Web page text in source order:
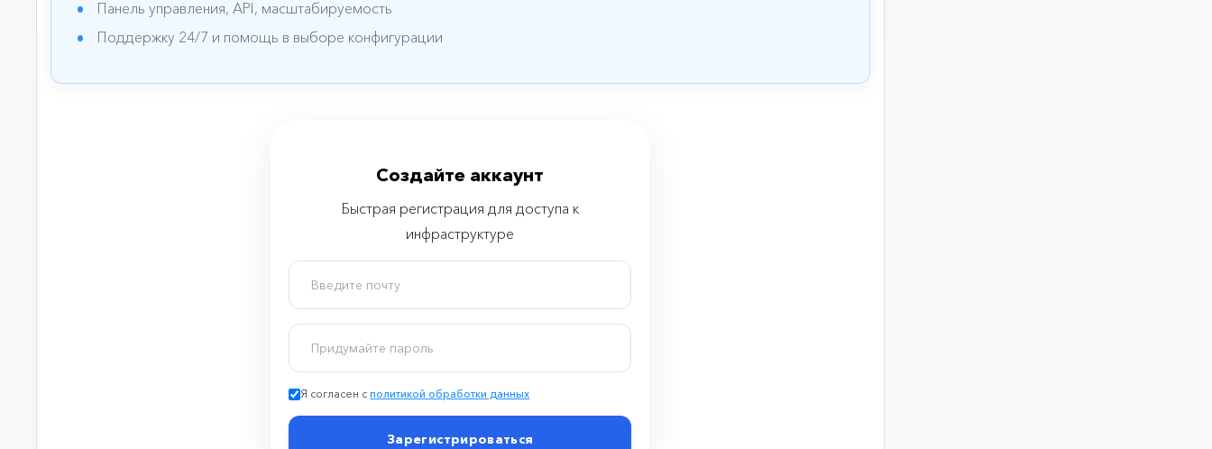
Панель управления, API, масштабируемость
Поддержку 24/7 и помощь в выборе конфигурации
Создайте аккаунт
Быстрая регистрация для доступа к
инфраструктуре
Я согласен сполитикой обработки данных
Зарегистрироваться